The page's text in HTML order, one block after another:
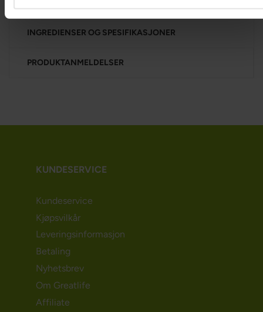
INGREDIENSER OG SPESIFIKASJONER
PRODUKTANMELDELSER
KUNDESERVICE
Kundeservice
Kjøpsvilkår
Leveringsinformasjon
Betaling
Nyhetsbrev
Om Greatlife
Affiliate